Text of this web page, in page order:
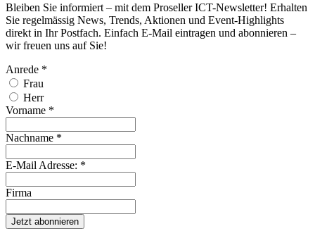
Bleiben Sie informiert – mit dem Proseller ICT-Newsletter! Erhalten
Sie regelmässig News, Trends, Aktionen und Event-Highlights
direkt in Ihr Postfach. Einfach E-Mail eintragen und abonnieren –
wir freuen uns auf Sie!
Anrede *
Frau
Herr
Vorname *
Nachname *
E-Mail Adresse: *
Firma